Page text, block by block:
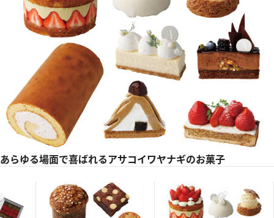
あらゆる場面で喜ばれるアサコイワヤナギのお菓子